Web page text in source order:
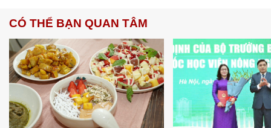
CÓ THỂ BẠN QUAN TÂM